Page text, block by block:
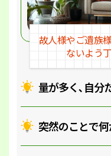
量が多く､自分
突然のことで
故人様やご遺族
ないよう